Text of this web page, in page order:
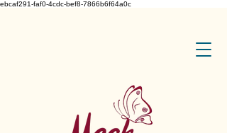
ebcaf291-faf0-4cdc-bef8-7866b6f64a0c